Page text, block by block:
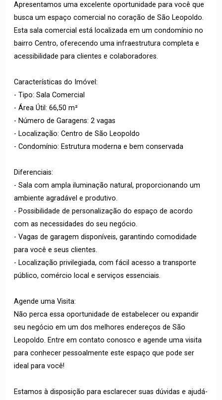
Apresentamos uma excelente oportunidade para você que
busca um espaço comercial no coração de São Leopoldo.
Esta sala comercial está localizada em um condomínio no
bairro Centro, oferecendo uma infraestrutura completa e
acessibilidade para clientes e colaboradores.
Características do Imóvel:
- Tipo: Sala Comercial
- Área Útil: 66,50 m²
- Número de Garagens: 2 vagas
- Localização: Centro de São Leopoldo
- Condomínio: Estrutura moderna e bem conservada
Diferenciais:
- Sala com ampla iluminação natural, proporcionando um
ambiente agradável e produtivo.
- Possibilidade de personalização do espaço de acordo
com as necessidades do seu negócio.
- Vagas de garagem disponíveis, garantindo comodidade
para você e seus clientes.
- Localização privilegiada, com fácil acesso a transporte
público, comércio local e serviços essenciais.
Agende uma Visita:
Não perca essa oportunidade de estabelecer ou expandir
seu negócio em um dos melhores endereços de São
Leopoldo. Entre em contato conosco e agende uma visita
para conhecer pessoalmente este espaço que pode ser
ideal para você!
Estamos à disposição para esclarecer suas dúvidas e ajudá-